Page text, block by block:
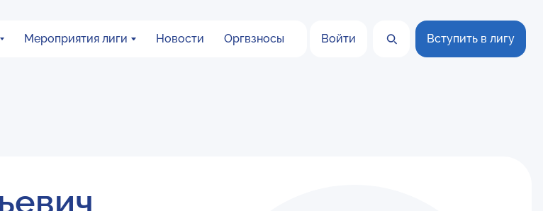
Мероприятия лиги Новости Оргвзносы Войти Вступить в лигу